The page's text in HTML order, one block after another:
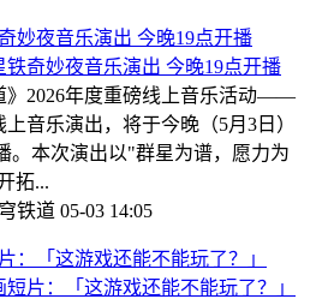
铁奇妙夜音乐演出 今晚19点开播
》2026年度重磅线上音乐活动——
上音乐演出，将于今晚（5月3日）
。本次演出以"群星为谱，愿力为
拓...
铁道 05-03 14:05
片：「这游戏还能不能玩了？」